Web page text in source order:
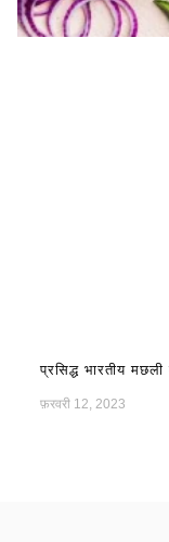
प्रसिद्ध भारतीय
फ़रवरी 12, 2023